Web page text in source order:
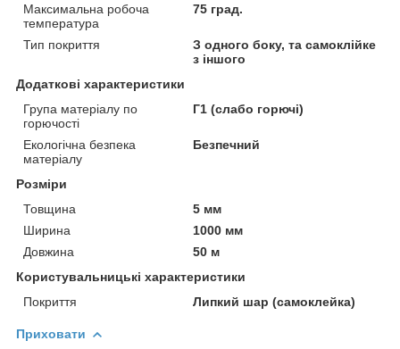
Максимальна робоча
температура
75 град.
Тип покриття
З одного боку, та самоклійке
з іншого
Додаткові характеристики
Група матеріалу по
горючості
Г1 (слабо горючі)
Екологічна безпека
матеріалу
Безпечний
Розміри
Товщина
5 мм
Ширина
1000 мм
Довжина
50 м
Користувальницькі характеристики
Покриття
Липкий шар (самоклейка)
Приховати